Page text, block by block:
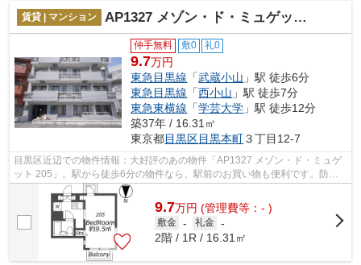
賃貸 | マンション AP1327 メゾン・ド・ミュゲット 205
仲手無料 敷0 礼0
9.7万円
東急目黒線 「武蔵小山 」駅 徒歩6分
東急目黒線 「西小山 」駅 徒歩7分
東急東横線 「学芸大学 」駅 徒歩12分
築37年 / 16.31㎡
東京都目黒区目黒本町３丁目12-7
目黒区近辺での物件情報：大好評のあの物件「AP1327 メゾン・ド・ミュゲ
ット 205」。駅から徒歩6分の物件なら、駅前のお買い物も便利です。防犯
対策もバッチリなマンションタイプの物...
9.7万円 (管理費等：- )
敷金 - 礼金 -
2階 / 1R / 16.31㎡